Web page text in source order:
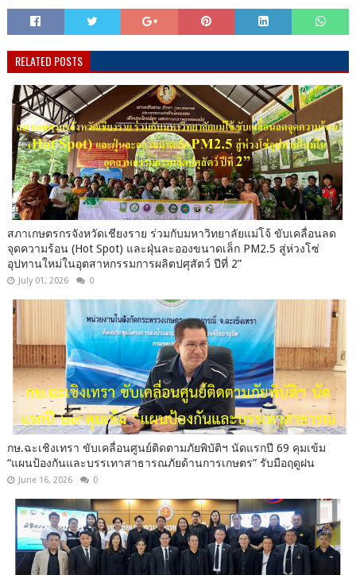
RELATED POSTS
สภาเกษตรกรจังหวัดเชียงราย ร่วมกับมหาวิทยาลัยแม่โจ้ ขับเคลื่อนลด
จุดความร้อน (Hot Spot) และฝุ่นละอองขนาดเล็ก PM2.5 สู่ห่วงโซ่
อุปทานใหม่ในอุตสาหกรรมการผลิตปศุสัตว์ ปีที่ 2”
July 01, 2026 0
กษ.ฉะเชิงเทรา ขับเคลื่อนศูนย์ติดตามภัยพิบัติฯ นัดแรกปี 69 คุมเข้ม
“แผนป้องกันและบรรเทาสาธารณภัยด้านการเกษตร” รับมือฤดูฝน
June 16, 2026 0